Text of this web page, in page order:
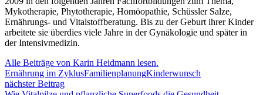
Mykotherapie, Phytotherapie, Homöopathie, Schüssler Salze,
Ernährungs- und Vitalstoffberatung. Bis zu der Geburt ihrer Kinder
arbeitete sie überdies viele Jahre in der Gynäkologie und später in
der Intensivmedizin.
Alle Beiträge von Karin Heidmann lesen.
Ernährung im ZyklusFamilienplanungKinderwunsch
nächster Beitrag